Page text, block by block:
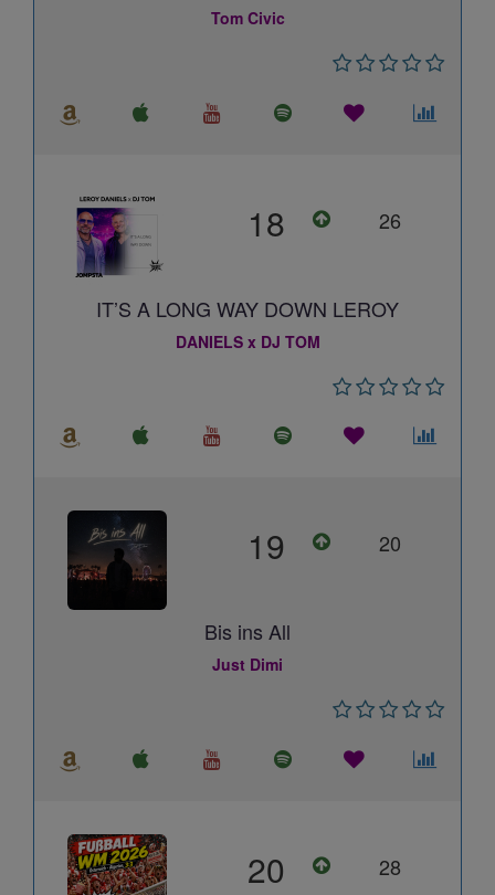
Tom Civic
18 26
IT’S A LONG WAY DOWN LEROY
DANIELS x DJ TOM
19 20
Bis ins All
Just Dimi
20 28